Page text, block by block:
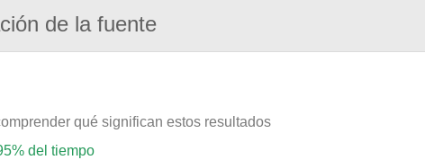
de la fuente
qué significan estos resultados
del tiempo